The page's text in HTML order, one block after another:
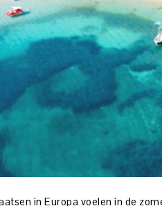
in Europa voelen in de